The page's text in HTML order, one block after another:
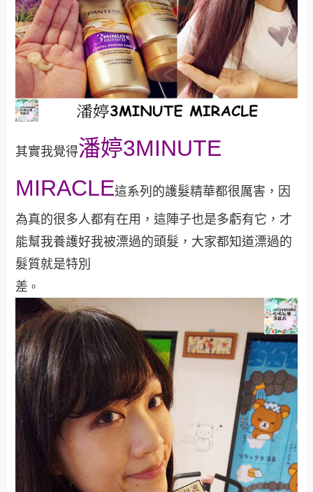
其實我覺得潘婷3MINUTE
MIRACLE這系列的護髮精華都很厲害，因
為真的很多人都有在用，這陣子也是多虧有它，才
能幫我養護好我被漂過的頭髮，大家都知道漂過的
髮質就是特別
差 。